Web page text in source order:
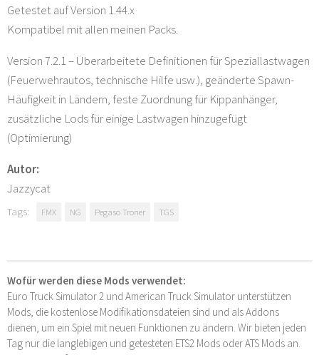
Getestet auf Version 1.44.x
Kompatibel mit allen meinen Packs.
Version 7.2.1 – Überarbeitete Definitionen für Speziallastwagen
(Feuerwehrautos, technische Hilfe usw.), geänderte Spawn-
Häufigkeit in Ländern, feste Zuordnung für Kippanhänger,
zusätzliche Lods für einige Lastwagen hinzugefügt
(Optimierung)
Autor:
Jazzycat
Tags: FMX NG Pegaso Troner TGS
Wofür werden diese Mods verwendet:
Euro Truck Simulator 2 und American Truck Simulator unterstützen
Mods, die kostenlose Modifikationsdateien sind und als Addons
dienen, um ein Spiel mit neuen Funktionen zu ändern. Wir bieten jeden
Tag nur die langlebigen und getesteten ETS2 Mods oder ATS Mods an.